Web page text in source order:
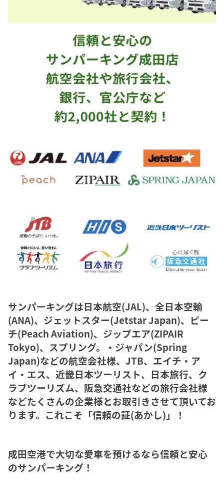
サンパーキングは日本航空(JAL)、全日本空輸
(ANA)、ジェットスター(Jetstar Japan)、ピー
チ(Peach Aviation)、ジップエア(ZIPAIR
Tokyo)、スプリング。・ジャパン(Spring
Japan)などの航空会社様、JTB、エイチ・ア
イ・エス、近畿日本ツーリスト、日本旅行、ク
ラブツーリズム、阪急交通社などの旅行会社様
などたくさんの企業様とお取引きさせて頂いてお
ります。これこそ「信頼の証(あかし)」！
成田空港で大切な愛車を預けるなら信頼と安心
のサンパーキング！